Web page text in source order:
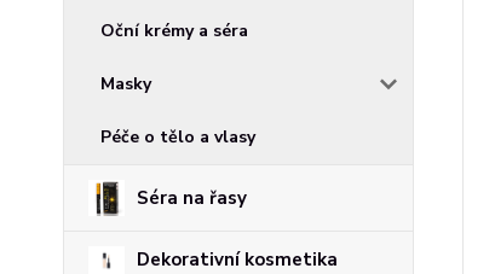
Oční krémy a séra
Masky
Péče o tělo a vlasy
Séra na řasy
Dekorativní kosmetika